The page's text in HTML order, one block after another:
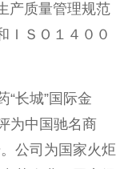
产质量管理规范
ＩＳＯ１４００
“长城”国际金
为中国驰名商
公司为国家火炬